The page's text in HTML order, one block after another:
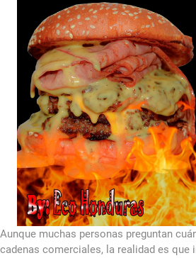
Aunque muchas personas preguntan
cadenas comerciales, la realidad es que